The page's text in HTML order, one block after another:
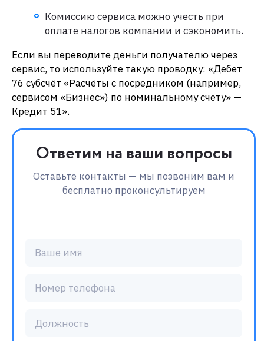
Комиссию сервиса можно учесть при
оплате налогов компании и сэкономить.
Если вы переводите деньги получателю через
сервис, то используйте такую проводку: «Дебет
76 субсчёт «Расчёты с посредником (например,
сервисом «Бизнес») по номинальному счету» —
Кредит 51».